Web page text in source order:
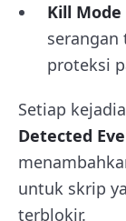
Kill Mode
proteksi
Setiap
Detected
untuk skrip
terblokir.